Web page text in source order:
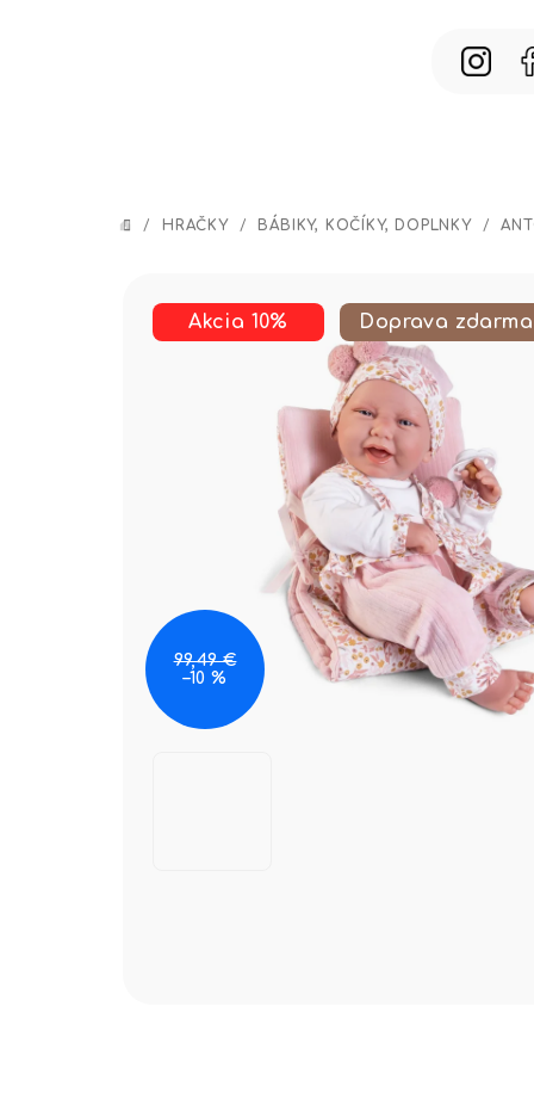
DOMOV
/ HRAČKY / BÁBIKY, KOČÍKY, DOPLNKY /
Akcia 10% Doprava zdarma
99,49 €
–10 %